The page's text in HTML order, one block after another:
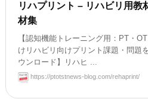
リハプリント – リハビリ用教
材集
【認知機能トレーニング用：PT・
けリハビリ向けプリント課題・問題
ウンロード】リハヒ ...
https://ptotstnews-blog.com/rehaprint/